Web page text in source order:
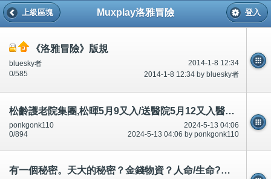
Muxplay洛雅冒險
上級區塊 登入
《洛雅冒險》版規
2014-1-8 12:34
bluesky者
2014-1-8 12:34 by bluesky者
0/585
松齡護老院集團,松暉5月9又入/送醫院5月12又入醫院,飯後痰、氣促喘。加凝固粉,一口水,一啖水都無/沒有
2024-5-13 04:06
ponkgonk110
2024-5-13 04:06 by ponkgonk110
0/894
有一個秘密。天大的秘密？金錢物資？人命/生命?叫容逸郎小學監護人62210969每一個人都不同/唔同!香港中國